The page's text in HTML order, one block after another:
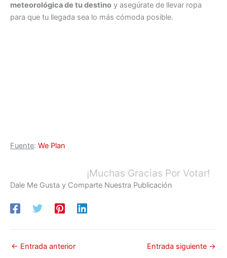
meteorológica de tu destino y asegúrate de llevar ropa
para que tu llegada sea lo más cómoda posible.
Fuente: We Plan
¡Muchas Gracias Por Votar!
Dale Me Gusta y Comparte Nuestra Publicación
← Entrada anterior Entrada siguiente →